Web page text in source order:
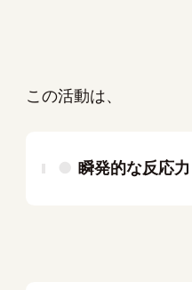
この活動は、
瞬発的な反応力